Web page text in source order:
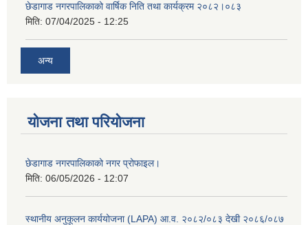
छेडागाड नगरपालिकाको वार्षिक निति तथा कार्यक्रम २०८२।०८३
मिति: 07/04/2025 - 12:25
अन्य
योजना तथा परियोजना
छेडागाड नगरपालिकाको नगर प्रोफाइल।
मिति: 06/05/2026 - 12:07
स्थानीय अनुकूलन कार्ययोजना (LAPA) आ.व. २०८२/०८३ देखी २०८६/०८७